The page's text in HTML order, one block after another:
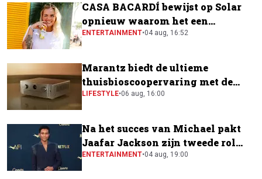
CASA BACARDÍ bewijst op Solar
opnieuw waarom het een
festivalfavoriet is
ENTERTAINMENT•04 aug, 16:52
Marantz biedt de ultieme
thuisbioscoopervaring met de
CINEMA Series 2
LIFESTYLE•06 aug, 16:00
Na het succes van Michael pakt
Jaafar Jackson zijn tweede rol
naast Will Smith
ENTERTAINMENT•04 aug, 19:00